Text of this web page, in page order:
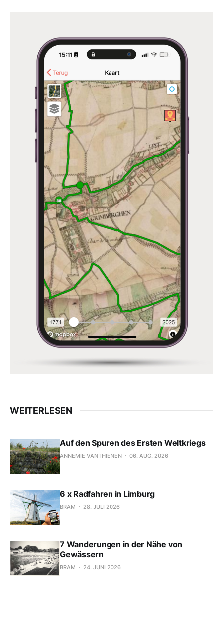
WEITERLESEN
Auf den Spuren des Ersten Weltkriegs
ANNEMIE VANTHIENEN 06. AUG. 2026
6 x Radfahren in Limburg
BRAM 28. JULI 2026
7 Wanderungen in der Nähe von
Gewässern
BRAM 24. JUNI 2026